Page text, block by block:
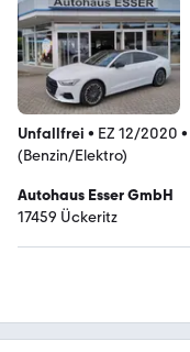
Unfallfrei • EZ 12/2020 •
(Benzin/Elektro)
Autohaus Esser GmbH
17459 Ückeritz